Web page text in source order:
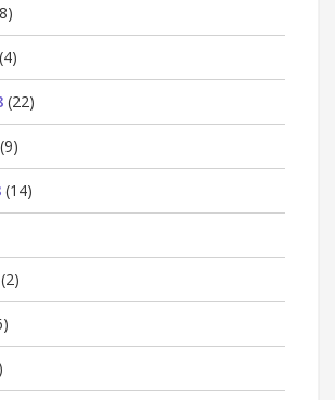
(4)
(22)
(9)
(14)
(2)